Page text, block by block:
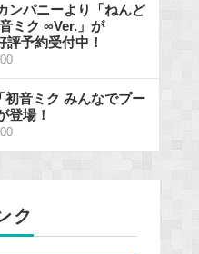
ンパニーより「ねんど
ミク ∞Ver.」が
評予約受付中！
初音ミク みんなでプー
登場！
ク